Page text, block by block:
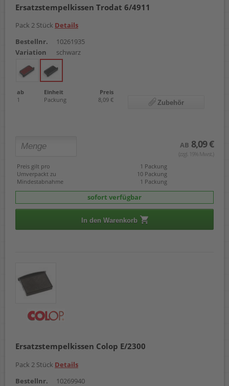
C50
Office Printy 4912
Pocket Stamp Plus 20
Printer 10
Printer 20
Printer 40
S400
Ersatzstempelkissen Trodat 6/4911
Pack 2 Stück Details
Bestellnr.
10261935
Variation
schwarz
ab Einheit
Preis
1
Packung 8,09 € Zubehör
AB 8,09 €
(zzgl. 19% Mwst.)
Preis gilt pro
1 Packung
Umverpackt zu
10 Packung
Mindestabnahme
1 Packung
sofort verfügbar
In den Warenkorb
Ersatzstempelkissen Colop E/2300
Pack 2 Stück Details
Bestellnr.
10269940